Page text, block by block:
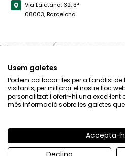
Via Laietana, 32, 3ª
08003, Barcelona
Aviso Legal Política de
Usem galetes
Podem col·locar-les per a l'anàlisi
visitants, per millorar el nostre lloc
personalitzat i oferir-hi una excel·lent
més informació sobre les galetes
Accepta-